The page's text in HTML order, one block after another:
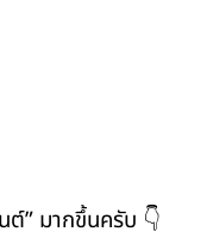
” มากขึ้นครับ 👇